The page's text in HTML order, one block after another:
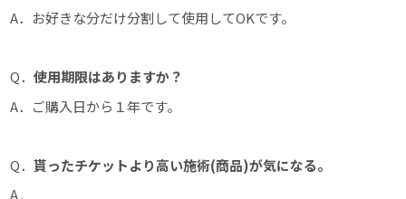
A．お好きな分だけ分割して使用してOKです。
Q．使用期限はありますか？
A．ご購入日から１年です。
Q．貰ったチケットより高い施術(商品)が気になる。
A .